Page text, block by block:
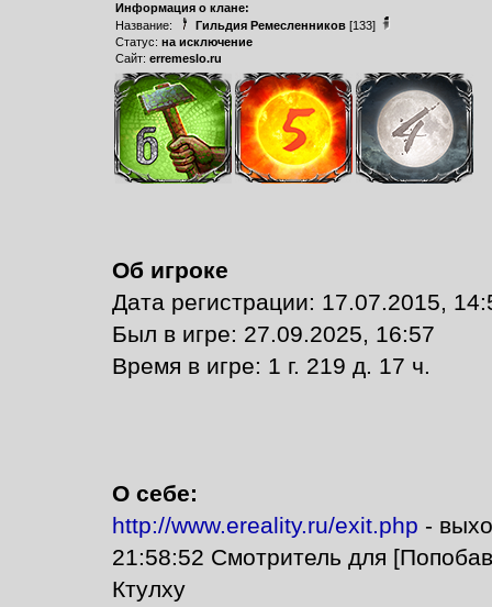
Информация о клане:
Название:
Гильдия Ремесленников[133]
Статус: на исключение
Сайт: erremeslo.ru
Об игроке
Дата регистрации: 17.07.2015,
Был в игре: 27.09.2025, 16:57
Время в игре: 1 г. 219 д. 17 ч.
О себе:
http://www.ereality.ru/exit.php -
21:58:52 Смотритель для
Ктулху